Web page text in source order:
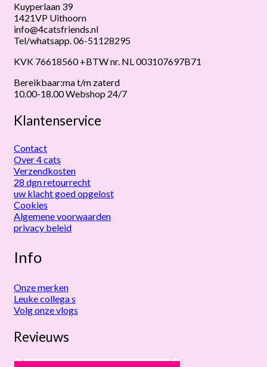
Kuyperlaan 39
1421VP Uithoorn
info@4catsfriends.nl
Tel/whatsapp. 06-51128295
KVK 76618560 +BTW nr. NL 003107697B71
Bereikbaar:ma t/m zaterd
10.00-18.00 Webshop 24/7
Klantenservice
Contact
Over 4 cats
Verzendkosten
28 dgn retourrecht
uw klacht goed opgelost
Cookies
Algemene voorwaarden
privacy beleid
Info
Onze merken
Leuke collega s
Volg onze vlogs
Revieuws